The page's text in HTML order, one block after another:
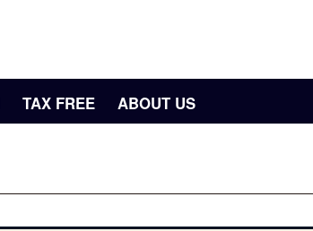
TAX FREE ABOUT US